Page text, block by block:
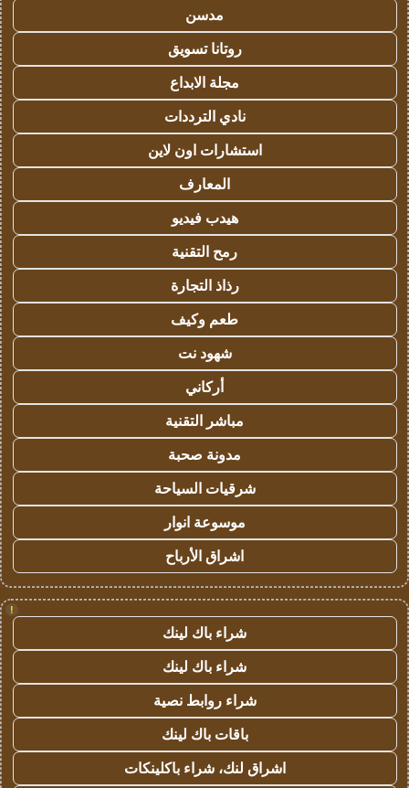
مدسن
روتانا تسويق
مجلة الابداع
نادي الترددات
استشارات اون لاين
المعارف
هيدب فيديو
رمح التقنية
رذاذ التجارة
طعم وكيف
شهود نت
أركاني
مباشر التقنية
مدونة صحبة
شرقيات السياحة
موسوعة انوار
اشراق الأرباح
!
شراء باك لينك
شراء باك لينك
شراء روابط نصية
باقات باك لينك
اشراق لنك، شراء باكلينكات